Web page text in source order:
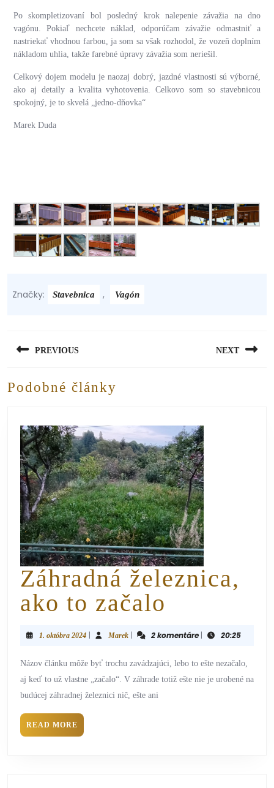
Po skompletizovaní bol posledný krok nalepenie závažia na dno
vagónu. Pokiaľ nechcete náklad, odporúčam závažie odmastniť a
nastriekať vhodnou farbou, ja som sa však rozhodol, že vozeň doplním
nákladom uhlia, takže farebné úpravy závažia som neriešil.
Celkový dojem modelu je naozaj dobrý, jazdné vlastnosti sú výborné,
ako aj detaily a kvalita vyhotovenia. Celkovo som so stavebnicou
spokojný, je to skvelá „jedno-dňovka“
Marek Duda
Značky: Stavebnica , Vagón
PREVIOUS NEXT
Podobné články
Záhradná železnica,
ako to začalo
1. októbra 2024 | Marek | 2 komentáre | 20:25
Názov článku môže byť trochu zavádzajúci, lebo to ešte nezačalo,
aj keď to už vlastne „začalo“. V záhrade totiž ešte nie je urobené na
budúcej záhradnej železnici nič, ešte ani
READ MORE